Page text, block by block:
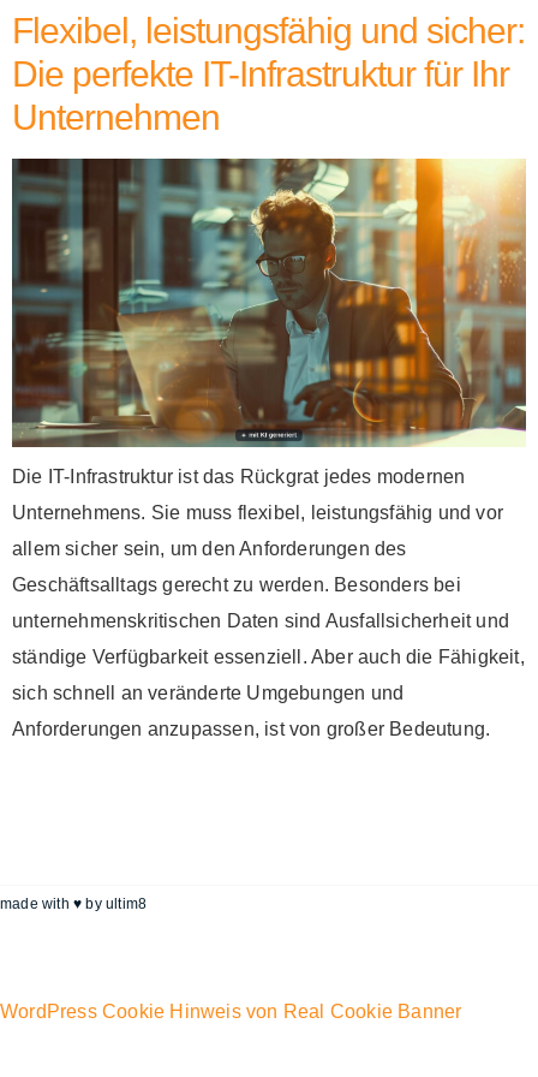
Flexibel, leistungsfähig und sicher:
Die perfekte IT-Infrastruktur für Ihr
Unternehmen
Die IT-Infrastruktur ist das Rückgrat jedes modernen
Unternehmens. Sie muss flexibel, leistungsfähig und vor
allem sicher sein, um den Anforderungen des
Geschäftsalltags gerecht zu werden. Besonders bei
unternehmenskritischen Daten sind Ausfallsicherheit und
ständige Verfügbarkeit essenziell. Aber auch die Fähigkeit,
sich schnell an veränderte Umgebungen und
Anforderungen anzupassen, ist von großer Bedeutung.
made with ♥ by ultim8
WordPress Cookie Hinweis von Real Cookie Banner